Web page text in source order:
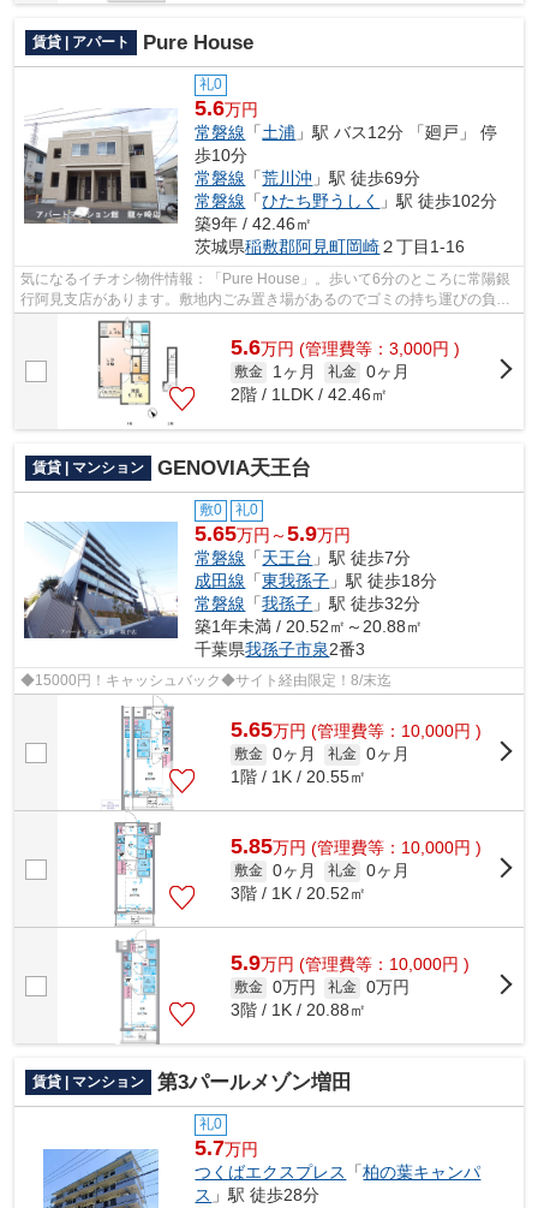
賃貸 | アパート Pure House
礼0
5.6万円
常磐線 「土浦 」駅 バス12分 「廻戸」 停
歩10分
常磐線 「荒川沖 」駅 徒歩69分
常磐線 「ひたち野うしく
」駅 徒歩102分
築9年 / 42.46㎡
茨城県稲敷郡阿見町岡崎２丁目1-16
気になるイチオシ物件情報：「Pure House」。歩いて6分のところに常陽銀
行阿見支店があります。敷地内ごみ置き場があるのでゴミの持ち運びの負担
を少しでも減らすことができます。築9...
5.6万円 (管理費等：3,000円 )
敷金 1ヶ月 礼金 0ヶ月
2階 / 1LDK / 42.46㎡
賃貸 | マンション GENOVIA天王台
敷0 礼0
5.65万円～5.9万円
常磐線 「天王台 」駅 徒歩7分
成田線 「東我孫子 」駅 徒歩18分
常磐線 「我孫子 」駅 徒歩32分
築1年未満 / 20.52㎡～20.88㎡
千葉県我孫子市泉2番3
◆15000円！キャッシュバック◆サイト経由限定！8/末迄
5.65万円 (管理費等：10,000円 )
敷金 0ヶ月 礼金 0ヶ月
1階 / 1K / 20.55㎡
5.85万円 (管理費等：10,000円 )
敷金 0ヶ月 礼金 0ヶ月
3階 / 1K / 20.52㎡
5.9万円 (管理費等：10,000円 )
敷金 0万円 礼金 0万円
3階 / 1K / 20.88㎡
賃貸 | マンション 第3パールメゾン増田
礼0
5.7万円
つくばエクスプレス
「柏の葉キャンパ
ス 」駅 徒歩28分